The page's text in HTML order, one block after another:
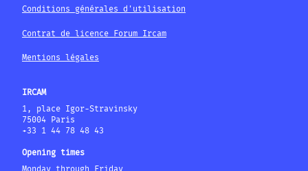
Conditions générales d'utilisation
Contrat de licence Forum Ircam
Mentions légales
IRCAM
1, place Igor-Stravinsky
75004 Paris
+33 1 44 78 48 43
Opening times